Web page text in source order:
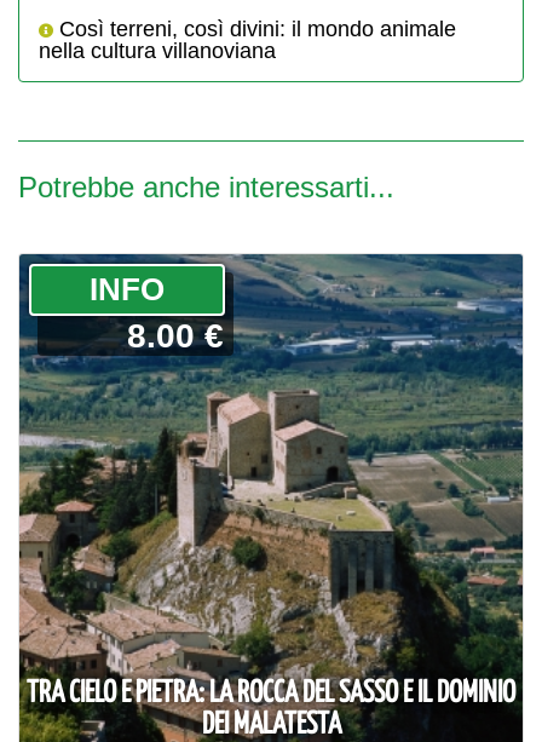
Così terreni, così divini: il mondo animale
nella cultura villanoviana
Potrebbe anche interessarti...
TRA CIELO E PIETRA: LA ROCCA DEL SASSO E IL DOMINIO
DEI MALATESTA
­INFO
8.00 €